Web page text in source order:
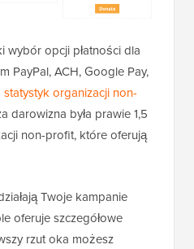
wybór opcji płatności dla
PayPal, ACH, Google Pay,
statystyk organizacji non-
darowizna była prawie 1,5
non-profit, które oferują
Twoje kampanie
oferuje szczegółowe
rzut oka możesz